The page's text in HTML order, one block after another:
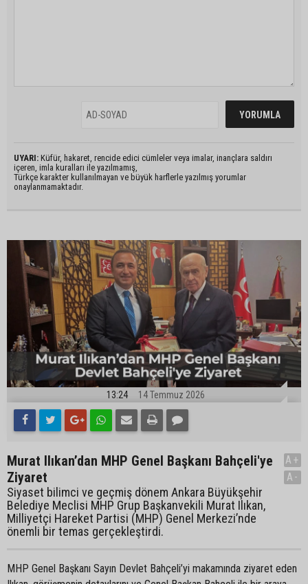
UYARI: Küfür, hakaret, rencide edici cümleler veya imalar, inançlara saldırı
içeren, imla kuralları ile yazılmamış,
Türkçe karakter kullanılmayan ve büyük harflerle yazılmış yorumlar
onaylanmamaktadır.
13:24 14 Temmuz 2026
Murat Ilıkan’dan MHP Genel Başkanı Bahçeli'ye
Ziyaret
Siyaset bilimci ve geçmiş dönem Ankara Büyükşehir
Belediye Meclisi MHP Grup Başkanvekili Murat Ilıkan,
Milliyetçi Hareket Partisi (MHP) Genel Merkezi’nde
önemli bir temas gerçekleştirdi.
A+
A-
MHP Genel Başkanı Sayın Devlet Bahçeli’yi makamında ziyaret eden